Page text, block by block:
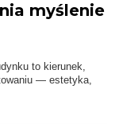
myślenie
to kierunek,
— estetyka,